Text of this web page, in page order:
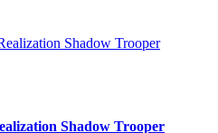
Shadow Trooper